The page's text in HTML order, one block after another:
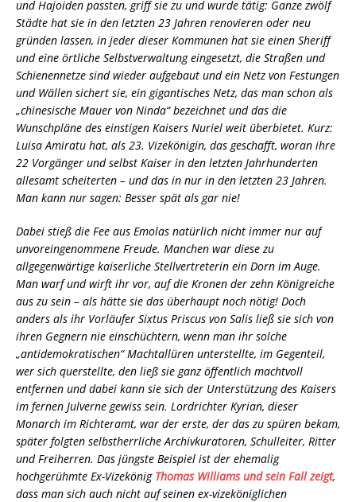
und Hajoiden passten, griff sie zu und wurde tätig: Ganze zwölf
Städte hat sie in den letzten 23 Jahren renovieren oder neu
gründen lassen, in jeder dieser Kommunen hat sie einen Sheriff
und eine örtliche Selbstverwaltung eingesetzt, die Straßen und
Schienennetze sind wieder aufgebaut und ein Netz von Festungen
und Wällen sichert sie, ein gigantisches Netz, das man schon als
„chinesische Mauer von Ninda“ bezeichnet und das die
Wunschpläne des einstigen Kaisers Nuriel weit überbietet. Kurz:
Luisa Amiratu hat, als 23. Vizekönigin, das geschafft, woran ihre
22 Vorgänger und selbst Kaiser in den letzten Jahrhunderten
allesamt scheiterten – und das in nur in den letzten 23 Jahren.
Man kann nur sagen: Besser spät als gar nie!
Dabei stieß die Fee aus Emolas natürlich nicht immer nur auf
unvoreingenommene Freude. Manchen war diese zu
allgegenwärtige kaiserliche Stellvertreterin ein Dorn im Auge.
Man warf und wirft ihr vor, auf die Kronen der zehn Königreiche
aus zu sein – als hätte sie das überhaupt noch nötig! Doch
anders als ihr Vorläufer Sixtus Priscus von Salis ließ sie sich von
ihren Gegnern nie einschüchtern, wenn man ihr solche
„antidemokratischen“ Machtallüren unterstellte, im Gegenteil,
wer sich querstellte, den ließ sie ganz öffentlich machtvoll
entfernen und dabei kann sie sich der Unterstützung des Kaisers
im fernen Julverne gewiss sein. Lordrichter Kyrian, dieser
Monarch im Richteramt, war der erste, der das zu spüren bekam,
später folgten selbstherrliche Archivkuratoren, Schulleiter, Ritter
und Freiherren. Das jüngste Beispiel ist der ehemalig
hochgerühmte Ex-Vizekönig Thomas Williams und sein Fall zeigt,
dass man sich auch nicht auf seinen ex-vizeköniglichen